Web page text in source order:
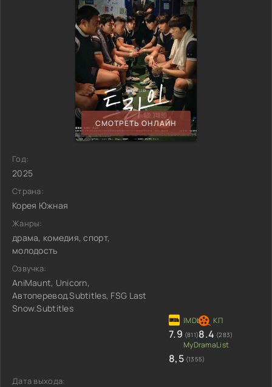
СМОТРЕТЬ ОНЛАЙН
Год:
2025
Страна:
Корея Южная
Жанры:
драма, комедия, спорт,
молодость
Озвучка:
AniMaunt, Unicorn,
Автоперевод.Subtitles, FSG Last
Snow.Subtitles
7.9 (811)8.4 (283)
8,5 (1355)
Дата выхода: